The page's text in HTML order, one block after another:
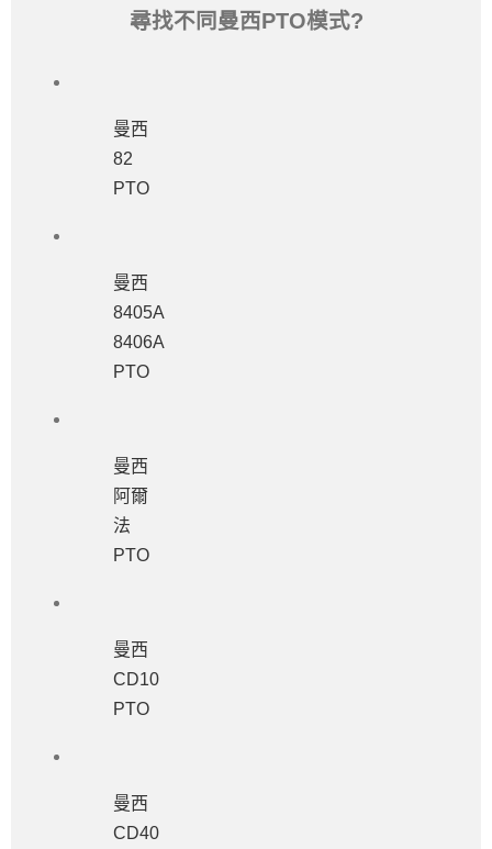
尋找不同曼西PTO模式?
曼西
82
PTO
曼西
8405A
8406A
PTO
曼西
阿爾
法
PTO
曼西
CD10
PTO
曼西
CD40